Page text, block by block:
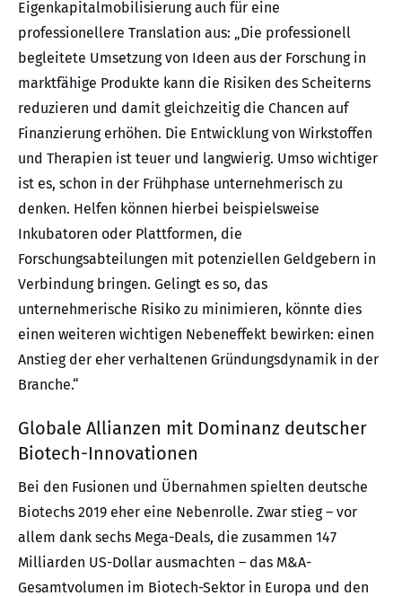
Eigenkapitalmobilisierung auch für eine
professionellere Translation aus: „Die professionell
begleitete Umsetzung von Ideen aus der Forschung in
marktfähige Produkte kann die Risiken des Scheiterns
reduzieren und damit gleichzeitig die Chancen auf
Finanzierung erhöhen. Die Entwicklung von Wirkstoffen
und Therapien ist teuer und langwierig. Umso wichtiger
ist es, schon in der Frühphase unternehmerisch zu
denken. Helfen können hierbei beispielsweise
Inkubatoren oder Plattformen, die
Forschungsabteilungen mit potenziellen Geldgebern in
Verbindung bringen. Gelingt es so, das
unternehmerische Risiko zu minimieren, könnte dies
einen weiteren wichtigen Nebeneffekt bewirken: einen
Anstieg der eher verhaltenen Gründungsdynamik in der
Branche.“
Globale Allianzen mit Dominanz deutscher
Biotech-Innovationen
Bei den Fusionen und Übernahmen spielten deutsche
Biotechs 2019 eher eine Nebenrolle. Zwar stieg – vor
allem dank sechs Mega-Deals, die zusammen 147
Milliarden US-Dollar ausmachten – das M&A-
Gesamtvolumen im Biotech-Sektor in Europa und den